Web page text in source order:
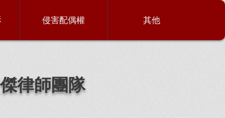
侵害配偶權 其他
律師團隊